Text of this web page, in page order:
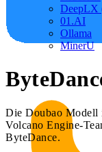
DeepLX
01.AI
Ollama
MinerU
Die Doubao Modell
Volcano Engine-
ByteDance.